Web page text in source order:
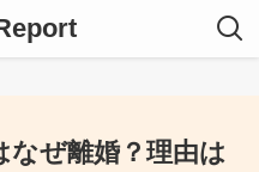
なぜ離婚？理由は